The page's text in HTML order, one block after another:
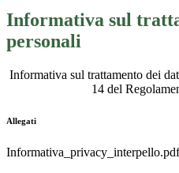
Informativa sul
personali
Informativa sul trattamento dei
14 del
Allegati
Informativa_privacy_interpello.pdf